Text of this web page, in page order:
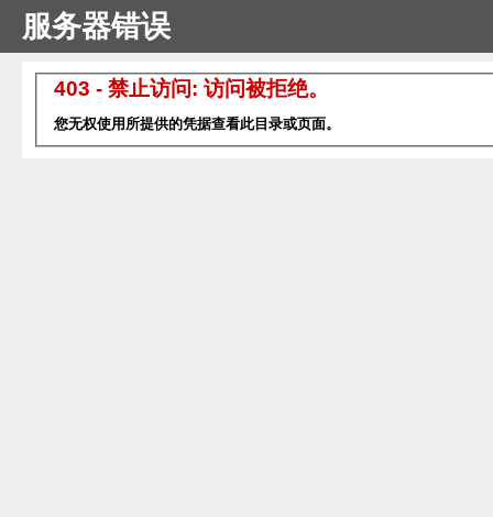
服务器错误
403 - 禁止访问: 访问被拒绝。
您无权使用所提供的凭据查看此目录或页面。